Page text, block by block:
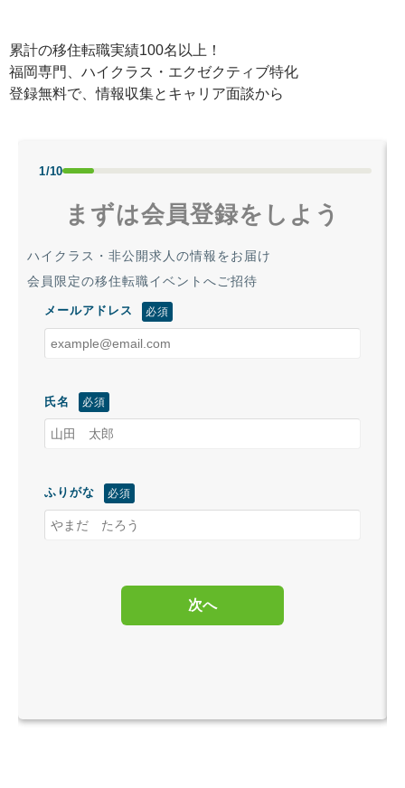
累計の移住転職実績100名以上！
福岡専門、ハイクラス・エクゼクティブ特化
登録無料で、情報収集とキャリア面談から
1/10
まずは会員登録をしよう
ハイクラス・非公開求人の情報をお届け
会員限定の移住転職イベントへご招待
メールアドレス
氏名
ふりがな
次へ